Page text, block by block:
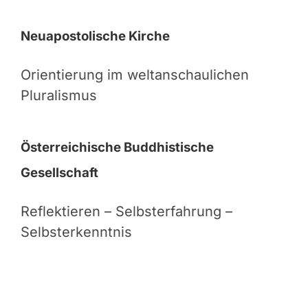
Neuapostolische Kirche
Orientierung im weltanschaulichen
Pluralismus
Österreichische Buddhistische
Gesellschaft
Reflektieren – Selbsterfahrung –
Selbsterkenntnis